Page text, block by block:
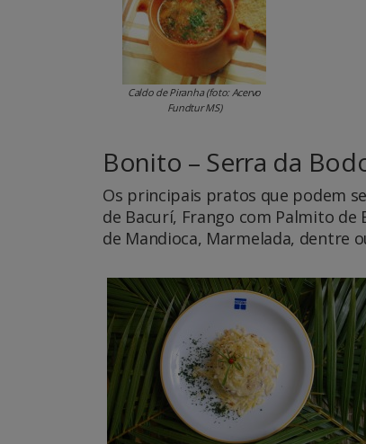
Caldo de Piranha (foto: Acervo
Fundtur MS)
Bonito – Serra da
Os principais pratos que podem
de Bacurí, Frango com Palmito de
de Mandioca, Marmelada, dentre